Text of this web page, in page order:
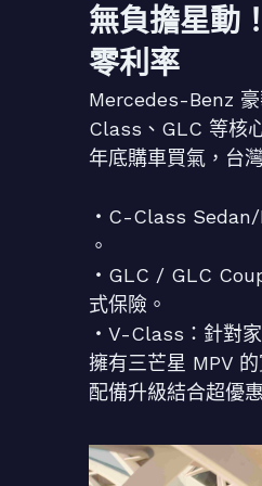
無負擔星動
零利率
Mercedes-Benz 豪
Class、GLC 等核
年底購車買氣，台
・C-Class
。
・GLC / GLC
式保險。
・V-Class：針對
擁有三芒星 MPV
配備升級結合超優